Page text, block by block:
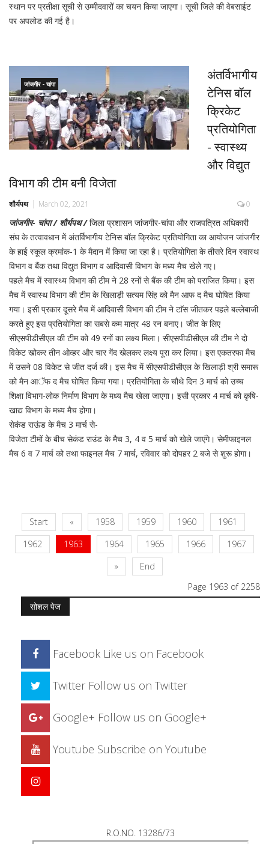
स्थान पर प्रतीक्षा सूची से उम्मीदवारों का चयन किया जाएगा। सूची जिले की वेबसाईट
पर अपलोड की गई है।
जांजगीर - चांपा
अंतर्विभागीय
टेनिस बॉल
क्रिकेट
प्रतियोगिता
- स्वास्थ्य
और विद्युत
विभाग की टीम बनी विजेता
शौर्यपथ March 02, 2021 0
जांजगीर- चांपा / शौर्यपथ /जिला प्रशासन जांजगीर-चांपा और राजपत्रित अधिकारी
संघ के तत्वावधान में अंतर्विभागीय टेनिस बॉल क्रिकेट प्रतियोगिता का आयोजन जांजगीर
के हाई स्कूल क्रमांक-1 के मैदान में किया जा रहा है। प्रतियोगिता के तीसरे दिन स्वास्थ
विभाग व बैंक तथा विद्युत विभाग व आदिवासी विभाग के मध्य मैच खेले गए।
पहले मैच में स्वास्थ्य विभाग की टीम ने 28 रनों से बैंक की टीम को पराजित किया। इस
मैच में स्वास्थ विभाग की टीम के खिलाड़ी सत्यम सिंह को मैन आफ द मैच घोषित किया
गया। इसी प्रकार दूसरे मैच में आदिवासी विभाग की टीम ने टाॅस जीतकर पहले बल्लेबाजी
करते हुए इस प्रतियोगिता का सबसे कम मात्र 48 रन बनाए। जीत के लिए
सीएसपीडीसीएल की टीम को 49 रनों का लक्ष्य मिला। सीएसपीडीसीएल की टीम ने दो
विकेट खोकर तीन ओव्हर और चार गेंद खेलकर लक्ष्य पूरा कर लिया। इस एकतरफा मैच
में उसने 08 विकेट से जीत दर्ज की। इस मैच में सीएसपीडीसीएल के खिलाड़ी श्री समारू
को मैन आॅफ द मैच घोषित किया गया। प्रतियोगिता के चौथे दिन 3 मार्च को उच्च
शिक्षा विभाग-लोक निर्माण विभाग के मध्य मैच खेला जाएगा। इसी प्रकार 4 मार्च को कृषि-
खाद्य विभाग के मध्य मैच होगा।
सेकंड राऊंड के मैच 3 मार्च से-
विजेता टीमों के बीच सेकंड राउंड के मैच 3, 4 व 5 मार्च को खेले जाएंगे। सेमीफाइनल
मैच 6 व 7 मार्च को तथा फाइनल मैच 7 मार्च, रविवार को दोपहर 2 बजे से शुरू होगा।
Start « 1958 1959 1960
1961
1962
1963 1964 1965 1966
1967
»
End
Page 1963 of 2258
सोशल पेज
Facebook Like us on Facebook
Twitter Follow us on Twitter
Google+ Follow us on Google+
Youtube Subscribe on Youtube
R.O.NO. 13286/73